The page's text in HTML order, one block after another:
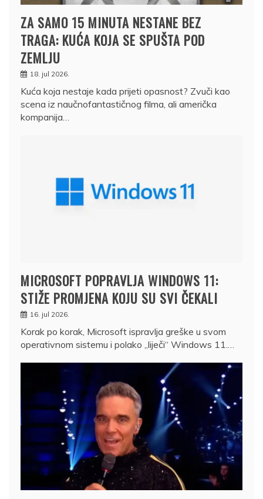
ZA SAMO 15 MINUTA NESTANE BEZ
TRAGA: KUĆA KOJA SE SPUŠTA POD
ZEMLJU
18. jul 2026.
Kuća koja nestaje kada prijeti opasnost? Zvuči kao
scena iz naučnofantastičnog filma, ali američka
kompanija…
MICROSOFT POPRAVLJA WINDOWS 11:
STIŽE PROMJENA KOJU SU SVI ČEKALI
16. jul 2026.
Korak po korak, Microsoft ispravlja greške u svom
operativnom sistemu i polako „liječi“ Windows 11.…